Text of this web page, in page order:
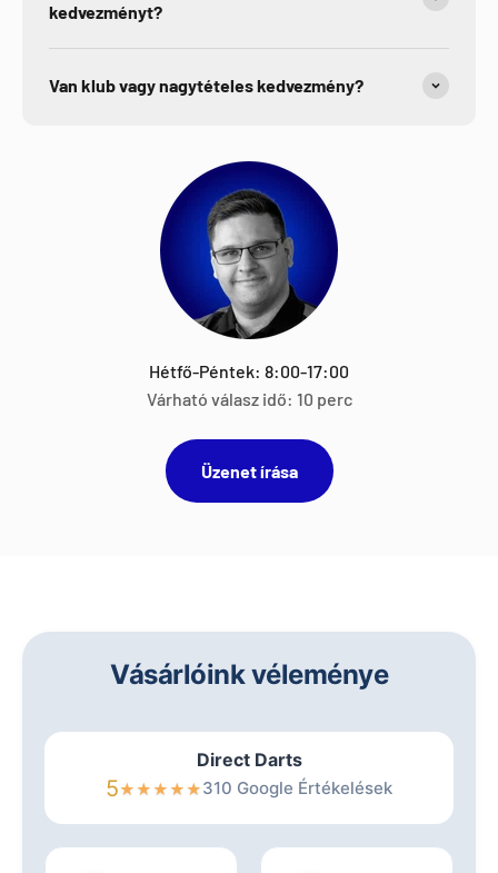
kedvezményt?
Van klub vagy nagytételes kedvezmény?
Hétfő-Péntek: 8:00-17:00
Várható válasz idő: 10 perc
Üzenet írása
Vásárlóink véleménye
Direct Darts
5★★★★★310 Google Értékelések